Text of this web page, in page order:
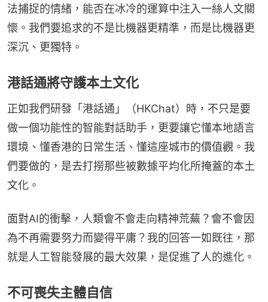
法捕捉的情緒，能否在冰冷的運算中注入一絲人文關
懷。我們要追求的不是比機器更精準，而是比機器更
深沉、更獨特。
港話通將守護本土文化
正如我們研發「港話通」（HKChat）時，不只是要
做一個功能性的智能對話助手，更要讓它懂本地語言
環境、懂香港的日常生活、懂這座城市的價值觀。我
們要做的，是去打撈那些被數據平均化所掩蓋的本土
文化。
面對AI的衝擊，人類會不會走向精神荒蕪？會不會因
為不再需要努力而變得平庸？我的回答一如既往，那
就是人工智能發展的最大效果，是促進了人的進化。
不可喪失主體自信